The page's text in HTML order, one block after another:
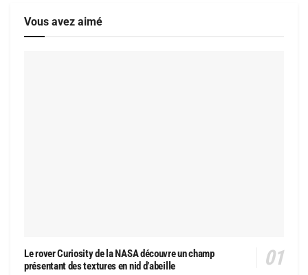
Vous avez aimé
Le rover Curiosity de la NASA découvre un champ
présentant des textures en nid d’abeille